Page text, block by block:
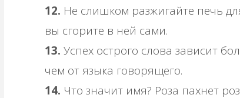
12. Не слишком разжигайте печь
вы сгорите в ней сами.
13. Успех острого слова зависит
чем от языка говорящего.
14. Что значит имя? Роза пахнет